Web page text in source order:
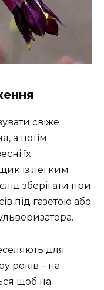
свіже
а потім
їх
із легким
зберігати при
під газетою або
для
років – на
щоб на